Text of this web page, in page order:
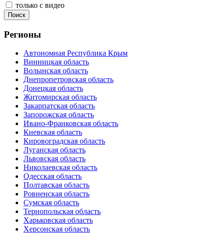
только с видео
Поиск
Регионы
Автономная Республика Крым
Винницкая область
Волынская область
Днепропетровская область
Донецкая область
Житомирская область
Закарпатская область
Запорожская область
Ивано-Франковская область
Киевская область
Кировоградская область
Луганская область
Львовская область
Николаевская область
Одесская область
Полтавская область
Ровненская область
Сумская область
Тернопольская область
Харьковская область
Херсонская область